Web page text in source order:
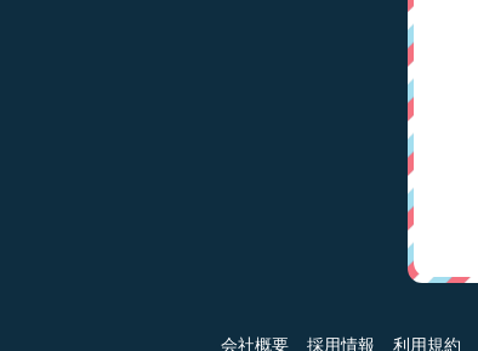
会社概要 採用情報 利用規約